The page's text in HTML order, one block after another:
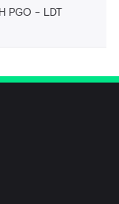
PGO LDT